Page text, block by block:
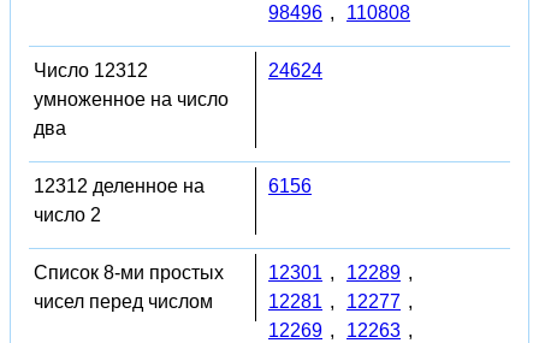
98496 , 110808
Число 12312
умноженное на число
два
24624
12312 деленное на
число 2
6156
Список 8-ми простых
чисел перед числом
12301 , 12289 ,
12281 , 12277 ,
12269 , 12263 ,